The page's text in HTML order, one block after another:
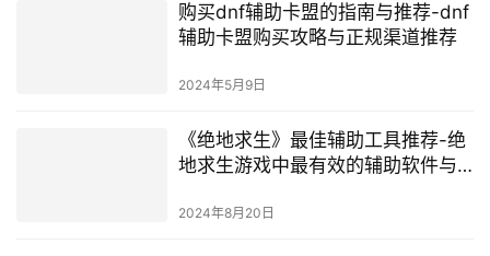
购买dnf辅助卡盟的指南与推荐-dnf
辅助卡盟购买攻略与正规渠道推荐
2024年5月9日
《绝地求生》最佳辅助工具推荐-绝
地求生游戏中最有效的辅助软件与
2024年8月20日